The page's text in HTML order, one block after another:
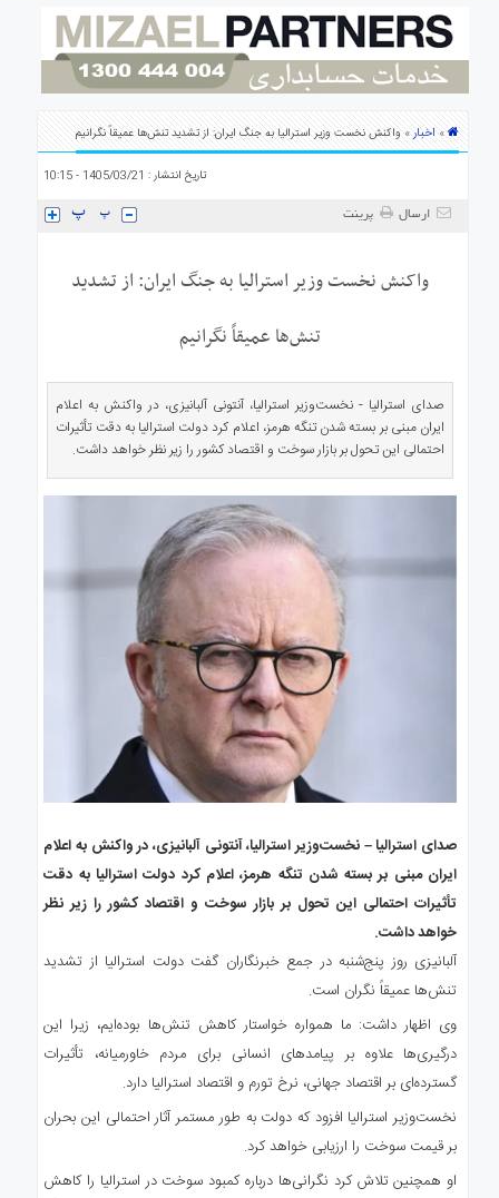
استرالیا
ارتباط» اخبار» واکنش نخست وزیر استرالیا به جنگ ایران:‌ از تشدید تنش‌ها عمیقاً نگرانیم
تاریخ انتشار : 1405/03/21 - 10:15
ارسال پرینت
واکنش نخست وزیر استرالیا به جنگ ایران:‌ از تشدید
تنش‌ها عمیقاً نگرانیم
صدای استرالیا - نخست‌وزیر استرالیا، آنتونی آلبانیزی، در واکنش به اعلام
ایران مبنی بر بسته شدن تنگه هرمز، اعلام کرد دولت استرالیا به دقت تأثیرات
احتمالی این تحول بر بازار سوخت و اقتصاد کشور را زیر نظر خواهد داشت.
صدای استرالیا – نخست‌وزیر استرالیا، آنتونی آلبانیزی، در واکنش به اعلام
ایران مبنی بر بسته شدن تنگه هرمز، اعلام کرد دولت استرالیا به دقت
تأثیرات احتمالی این تحول بر بازار سوخت و اقتصاد کشور را زیر نظر
خواهد داشت.
آلبانیزی روز پنج‌شنبه در جمع خبرنگاران گفت دولت استرالیا از تشدید
تنش‌ها عمیقاً نگران است.
وی اظهار داشت: ما همواره خواستار کاهش تنش‌ها بوده‌ایم، زیرا این
درگیری‌ها علاوه بر پیامدهای انسانی برای مردم خاورمیانه، تأثیرات
گسترده‌ای بر اقتصاد جهانی، نرخ تورم و اقتصاد استرالیا دارد.
نخست‌وزیر استرالیا افزود که دولت به طور مستمر آثار احتمالی این بحران
بر قیمت سوخت را ارزیابی خواهد کرد.
او همچنین تلاش کرد نگرانی‌ها درباره کمبود سوخت در استرالیا را کاهش